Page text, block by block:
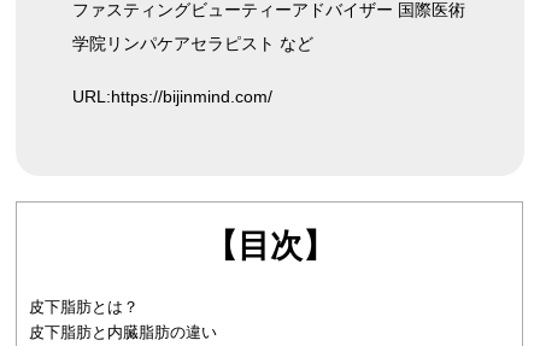
ファスティングビューティーアドバイザー 国際医術
学院リンパケアセラピスト など
URL:https://bijinmind.com/
【目次】
皮下脂肪とは？
皮下脂肪と内臓脂肪の違い